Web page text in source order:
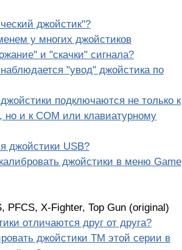
джойстик"?
у многих джойстиков
и "скачки" сигнала?
"увод" джойстика по
подключаются не только к
но и к СОМ или клавиатурному
джойстики USB?
джойстики в меню Game
PFCS, X-Fighter, Top Gun (original)
отличаются друг от друга?
джойстики ТМ этой серии в